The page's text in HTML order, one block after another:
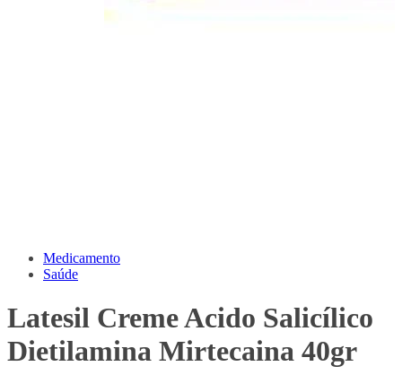
Medicamento
Saúde
Latesil Creme Acido Salicílico
Dietilamina Mirtecaina 40gr